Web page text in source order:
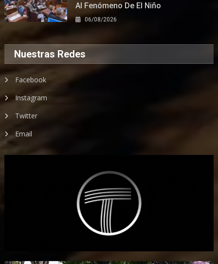
Al Fenómeno De El Niño
06/08/2026
Nuestras Redes
Facebook
Instagram
Twitter
Email